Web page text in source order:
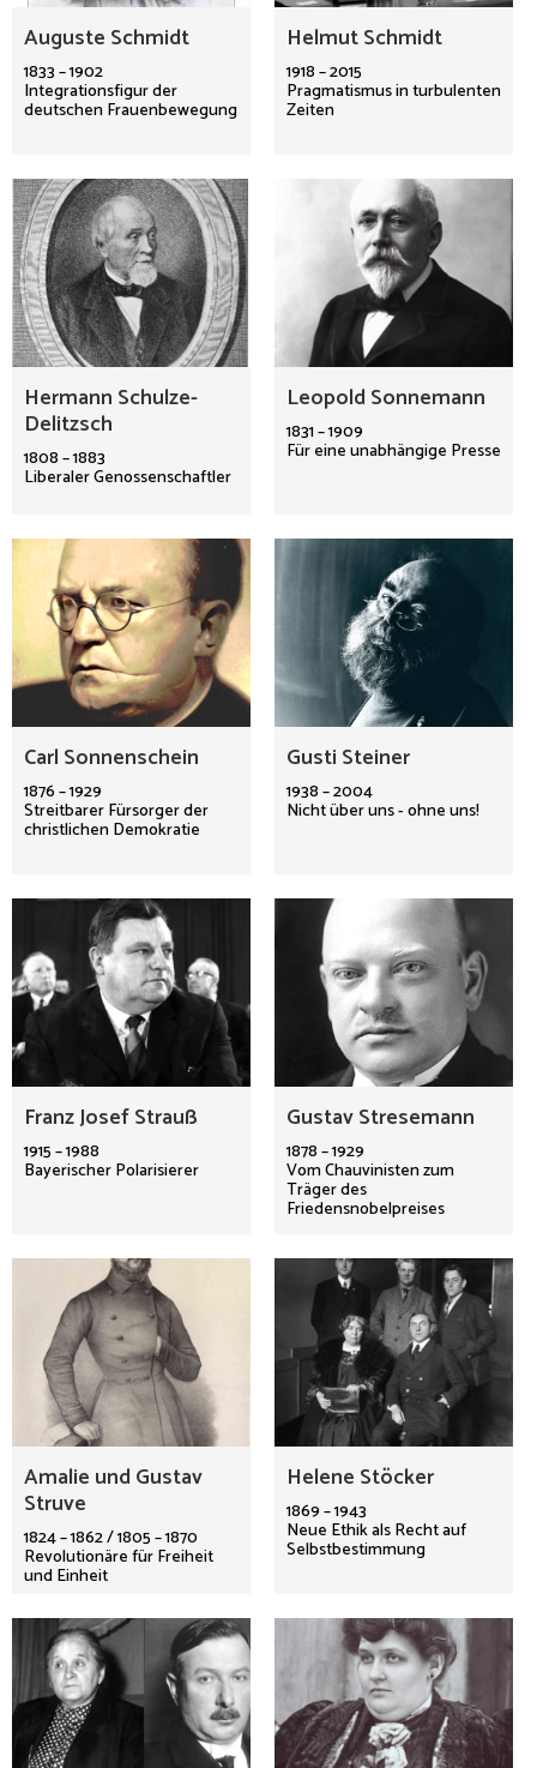
Auguste Schmidt
1833 – 1902
Integrationsfigur der
deutschen Frauenbewegung
Helmut Schmidt
1918 – 2015
Pragmatismus in turbulenten
Zeiten
Hermann Schulze-
Delitzsch
1808 – 1883
Liberaler Genossenschaftler
Leopold Sonnemann
1831 – 1909
Für eine unabhängige Presse
Carl Sonnenschein
1876 – 1929
Streitbarer Fürsorger der
christlichen Demokratie
Gusti Steiner
1938 – 2004
Nicht über uns - ohne uns!
Franz Josef Strauß
1915 – 1988
Bayerischer Polarisierer
Gustav Stresemann
1878 – 1929
Vom Chauvinisten zum
Träger des
Friedensnobelpreises
Amalie und Gustav
Struve
1824 – 1862 / 1805 – 1870
Revolutionäre für Freiheit
und Einheit
Helene Stöcker
1869 – 1943
Neue Ethik als Recht auf
Selbstbestimmung